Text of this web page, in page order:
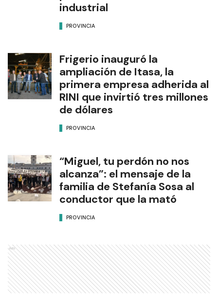
industrial
PROVINCIA
Frigerio inauguró la
ampliación de Itasa, la
primera empresa adherida al
RINI que invirtió tres millones
de dólares
PROVINCIA
“Miguel, tu perdón no nos
alcanza”: el mensaje de la
familia de Stefanía Sosa al
conductor que la mató
PROVINCIA
Ads